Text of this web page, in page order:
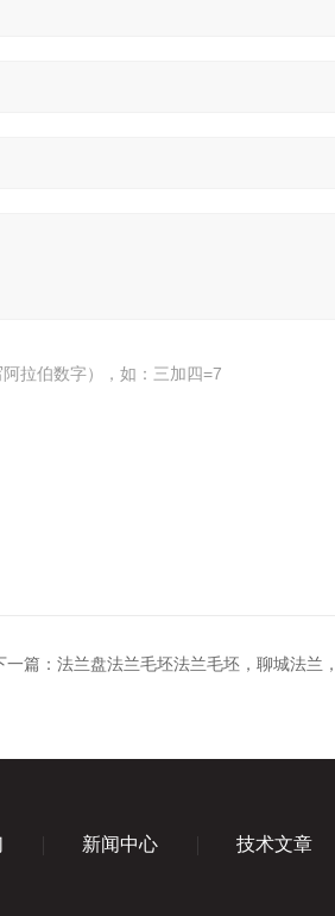
拉伯数字），如：三加四=7
一篇： 法兰盘法兰毛坯法兰毛坯，聊城法兰
新闻中心 技术文章